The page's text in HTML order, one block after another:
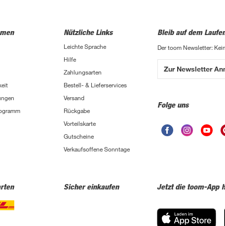
Nützliche Links
Leichte Sprache
Hilfe
Zahlungsarten
Bestell- & Lieferservices
Versand
Rückgabe
Vorteilskarte
Gutscheine
Verkaufsoffene Sonntage
Bleib auf dem
Der toom Newsletter:
Zur Newsletter
Folge uns
Sicher einkaufen Jetzt die toom-App